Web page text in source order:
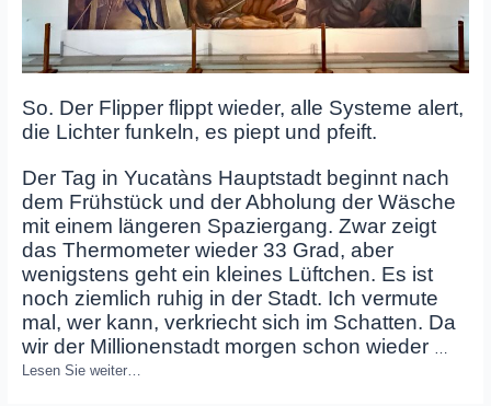
So. Der Flipper flippt wieder, alle Systeme alert,
die Lichter funkeln, es piept und pfeift.
Der Tag in Yucatàns Hauptstadt beginnt nach
dem Frühstück und der Abholung der Wäsche
mit einem längeren Spaziergang. Zwar zeigt
das Thermometer wieder 33 Grad, aber
wenigstens geht ein kleines Lüftchen. Es ist
noch ziemlich ruhig in der Stadt. Ich vermute
mal, wer kann, verkriecht sich im Schatten. Da
wir der Millionenstadt morgen schon wieder …
Lesen Sie weiter…